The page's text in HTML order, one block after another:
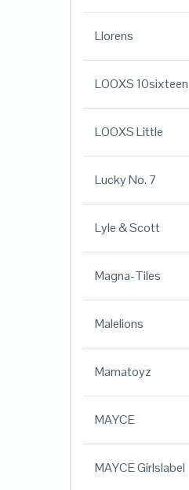
Llorens
LOOXS 10sixteen
LOOXS Little
Lucky No. 7
Lyle & Scott
Magna-Tiles
Malelions
Mamatoyz
MAYCE
MAYCE Girlslabel